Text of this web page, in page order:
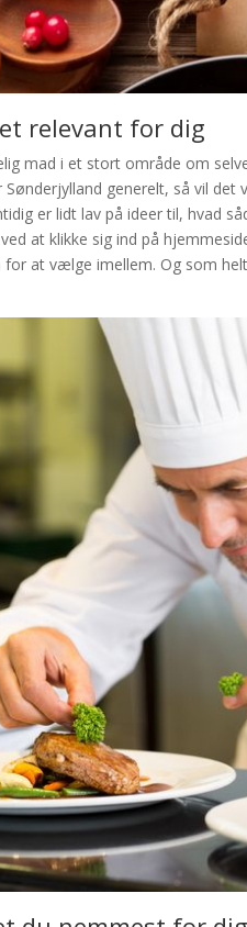
relevant for dig
mad i et stort område om
Sønderjylland generelt, så vil
er lidt lav på ideer til, hvad
at klikke sig ind på
for at vælge imellem. Og som